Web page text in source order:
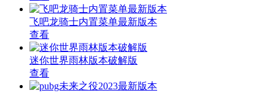
飞吧龙骑士内置菜单最新版本
查看
迷你世界雨林版本破解版
查看